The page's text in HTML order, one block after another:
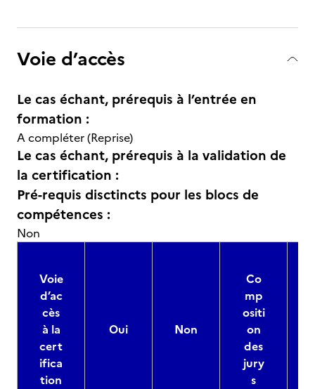
Voie d’accès
Le cas échant, prérequis à l’entrée en
formation :
A compléter (Reprise)
Le cas échant, prérequis à la validation de
la certification :
Pré-requis disctincts pour les blocs de
compétences :
Non
Voie
d’ac
cès
à la
cert
ifica
tion
Oui Non
Co
mp
ositi
on
des
jury
s